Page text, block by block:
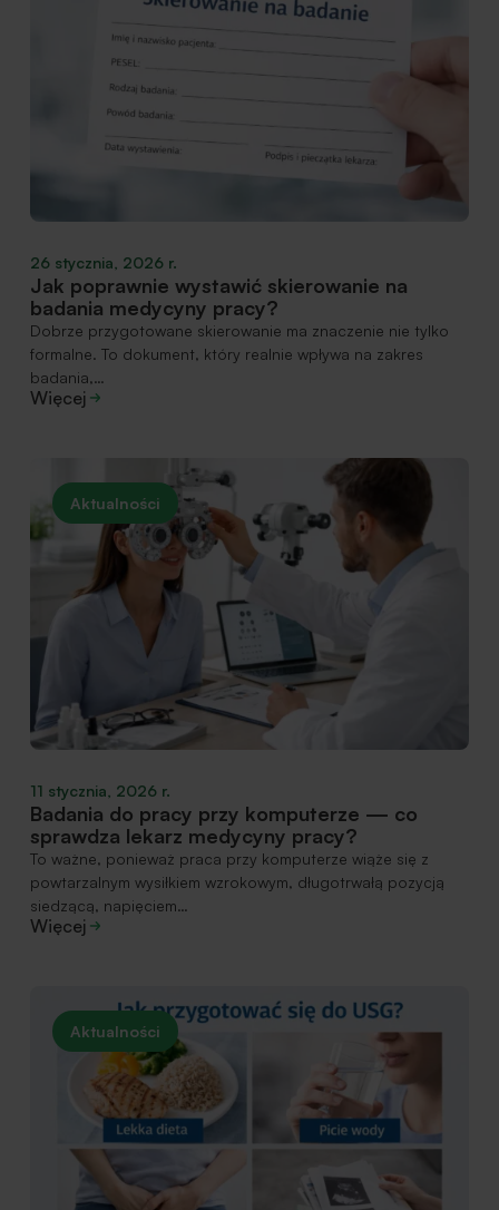
26 stycznia, 2026 r.
Jak poprawnie wystawić skierowanie na
badania medycyny pracy?
Dobrze przygotowane skierowanie ma znaczenie nie tylko
formalne. To dokument, który realnie wpływa na zakres
badania,…
Więcej
Aktualności
11 stycznia, 2026 r.
Badania do pracy przy komputerze — co
sprawdza lekarz medycyny pracy?
To ważne, ponieważ praca przy komputerze wiąże się z
powtarzalnym wysiłkiem wzrokowym, długotrwałą pozycją
siedzącą, napięciem…
Więcej
Aktualności